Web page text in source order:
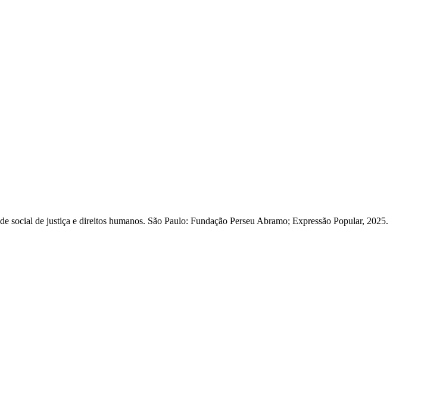
de justiça e direitos humanos. São Paulo: Fundação Perseu Abramo; Expressão Popular, 2025.